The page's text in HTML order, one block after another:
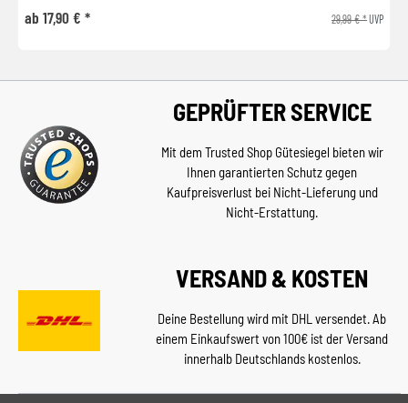
ab 17,90 € * 29,99 € *UVP
GEPRÜFTER SERVICE
Mit dem Trusted Shop Gütesiegel bieten wir
Ihnen garantierten Schutz gegen
Kaufpreisverlust bei Nicht-Lieferung und
Nicht-Erstattung.
VERSAND & KOSTEN
Deine Bestellung wird mit DHL versendet. Ab
einem Einkaufswert von 100€ ist der Versand
innerhalb Deutschlands kostenlos.